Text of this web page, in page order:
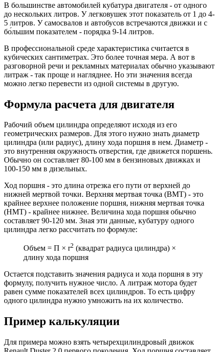
В большинстве автомобилей кубатура двигателя - от одного
до нескольких литров. У легковушек этот показатель от 1 до 4-
5 литров. У самосвалов и автобусов встречаются движки и с
бо́льшим показателем - порядка 9-14 литров.
В профессиональной среде характеристика считается в
кубических сантиметрах. Это более точная мера. А вот в
разговорной речи и рекламных материалах обычно указывают
литраж - так проще и нагляднее. Но эти значения всегда
можно легко перевести из одной системы в другую.
Формула расчета для двигателя
Рабочий объем цилиндра определяют исходя из его
геометрических размеров. Для этого нужно знать диаметр
цилиндра (или радиус), длину хода поршня в нем. Диаметр -
это внутренняя окружность отверстия, где движется поршень.
Обычно он составляет 80-100 мм в бензиновых движках и
100-150 мм в дизельных.
Ход поршня - это длина отрезка его пути от верхней до
нижней мертвой точки. Верхняя мертвая точка (ВМТ) - это
крайнее верхнее положение поршня, нижняя мертвая точка
(НМТ) - крайнее нижнее. Величина хода поршня обычно
составляет 90-120 мм. Зная эти данные, кубатуру одного
цилиндра легко рассчитать по формуле:
Объем = Π × r2 (квадрат радиуса цилиндра) ×
длину хода поршня
Остается подставить значения радиуса и хода поршня в эту
формулу, получить нужное число. А литраж мотора будет
равен сумме показателей всех цилиндров. То есть цифру
одного цилиндра нужно умножить на их количество.
Пример калькуляции
Для примера можно взять четырехцилиндровый движок